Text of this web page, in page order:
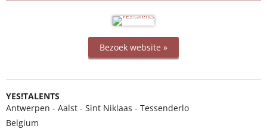
Bezoek website »
YES!TALENTS
Antwerpen - Aalst - Sint Niklaas - Tessenderlo
Belgium